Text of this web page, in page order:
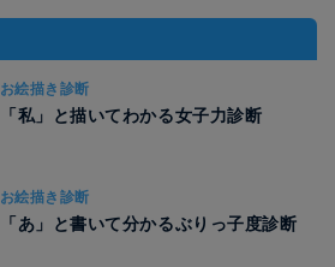
お絵描き診断
「私」と描いてわかる女子力診断
お絵描き診断
「あ」と書いて分かるぶりっ子度診断